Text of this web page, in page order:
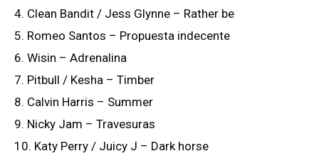
4. Clean Bandit / Jess Glynne – Rather be
5. Romeo Santos – Propuesta indecente
6. Wisin – Adrenalina
7. Pitbull / Kesha – Timber
8. Calvin Harris – Summer
9. Nicky Jam – Travesuras
10. Katy Perry / Juicy J – Dark horse